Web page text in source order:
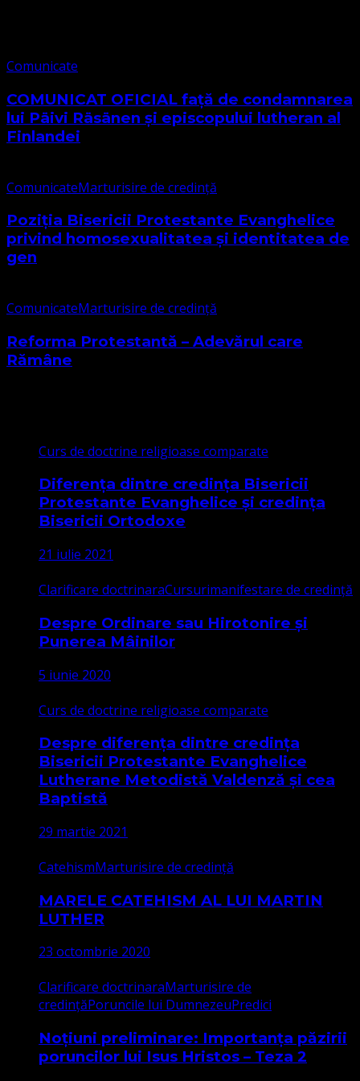
Comunicate
COMUNICAT OFICIAL față de condamnarea
lui Päivi Räsänen și episcopului lutheran al
Finlandei
ComunicateMarturisire de credință
Poziția Bisericii Protestante Evanghelice
privind homosexualitatea și identitatea de
gen
ComunicateMarturisire de credință
Reforma Protestantă – Adevărul care
Rămâne
Curs de doctrine religioase comparate
Diferența dintre credința Bisericii
Protestante Evanghelice și credința
Bisericii Ortodoxe
21 iulie 2021
Clarificare doctrinaraCursurimanifestare de credință
Despre Ordinare sau Hirotonire și
Punerea Mâinilor
5 iunie 2020
Curs de doctrine religioase comparate
Despre diferența dintre credința
Bisericii Protestante Evanghelice
Lutherane Metodistă Valdenză și cea
Baptistă
29 martie 2021
CatehismMarturisire de credință
MARELE CATEHISM AL LUI MARTIN
LUTHER
23 octombrie 2020
Clarificare doctrinaraMarturisire de
credințăPoruncile lui DumnezeuPredici
Noțiuni preliminare: Importanța păzirii
poruncilor lui Isus Hristos – Teza 2